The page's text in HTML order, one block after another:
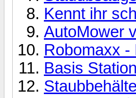
Kennt ihr
AutoMower
Robomaxx -
Basis